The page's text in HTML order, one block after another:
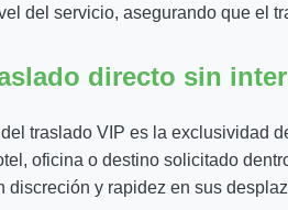
del servicio, asegurando que el
directo sin
traslado VIP es la exclusividad
oficina o destino solicitado
discreción y rapidez en sus